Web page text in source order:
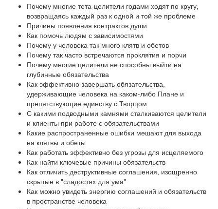
Почему многие тета-целители годами ходят по кругу,
возвращаясь каждый раз к одной и той же проблеме
Причины появления контрактов души
Как помочь людям с зависимостями
Почему у человека так много клятв и обетов
Почему так часто встречаются проклятия и порчи
Почему многие целители не способны выйти на
глубинные обязательства
Как эффективно завершать обязательства,
удерживающие человека на каком-либо Плане и
препятствующие единству с Творцом
С какими подводными камнями сталкиваются целители
и клиенты при работе с обязательствами
Какие распространенные ошибки мешают для выхода
на клятвы и обеты
Как работать эффективно без угрозы для исцеляемого
Как найти ключевые причины обязательств
Как отличить деструктивные соглашения, изощренно
скрытые в "сладостях для ума"
Как можно увидеть энергию соглашений и обязательств
в пространстве человека